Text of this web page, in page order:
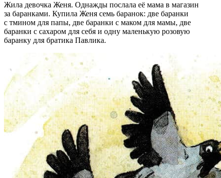
Жила девочка Женя. Однажды послала её мама в магазин
за баранками. Купила Женя семь баранок: две баранки
с тмином для папы, две баранки с маком для мамы, две
баранки с сахаром для себя и одну маленькую розовую
баранку для братика Павлика.